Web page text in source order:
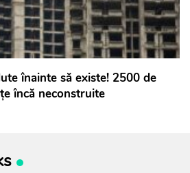
înainte să existe! 2500 de
încă neconstruite